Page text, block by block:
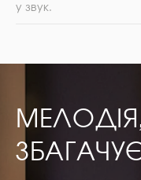
у звук.